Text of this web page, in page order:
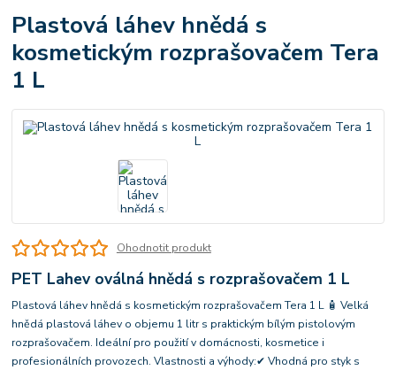
Plastová láhev hnědá s
kosmetickým rozprašovačem Tera
1 L
Ohodnotit produkt
PET Lahev oválná hnědá s rozprašovačem 1 L
Plastová láhev hnědá s kosmetickým rozprašovačem Tera 1 L 🧴 Velká
hnědá plastová láhev o objemu 1 litr s praktickým bílým pistolovým
rozprašovačem. Ideální pro použití v domácnosti, kosmetice i
profesionálních provozech. Vlastnosti a výhody:✔ Vhodná pro styk s